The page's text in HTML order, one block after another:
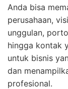
Anda bisa
perusahaan,
unggulan,
hingga kontak
untuk bisnis
dan
profesional.